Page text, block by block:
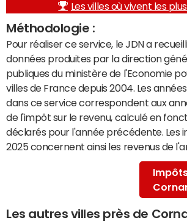
Les villes où vivent les
Méthodologie :
Pour réaliser ce service, le JDN a
données produites par la direction
publiques du ministère de l'Economie
villes de France depuis 2004. Les
dans ce service correspondent aux
de l'impôt sur le revenu, calculé en
déclarés pour l'année précédente. Les
2025 concernent ainsi les revenus de
Les autres villes près de